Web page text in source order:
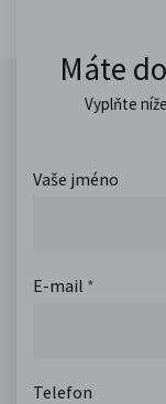
Máte
Vyplňte
Vaše jméno
E-mail *
Telefon